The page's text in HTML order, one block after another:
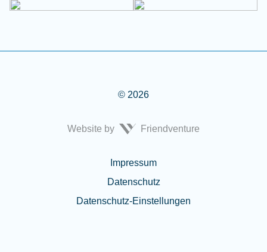
© 2026
Website by Friendventure
Impressum
Datenschutz
Datenschutz-Einstellungen